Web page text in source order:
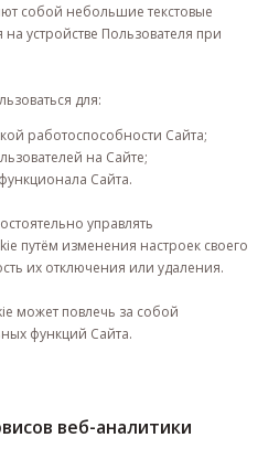
собой небольшие текстовые
устройстве Пользователя при
для:
работоспособности Сайта;
на Сайте;
Сайта.
управлять
путём изменения настроек своего
их отключения или удаления.
может повлечь за собой
функций Сайта.
веб-аналитики